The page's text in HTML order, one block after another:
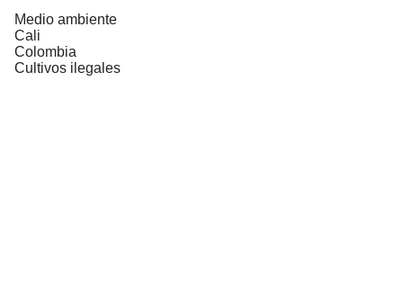
Medio ambiente
Cali
Colombia
Cultivos ilegales